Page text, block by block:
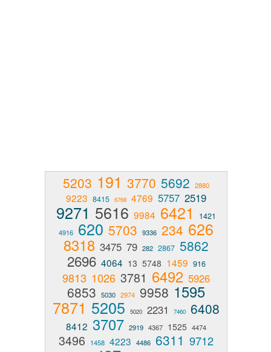
5203 191 3770 5692 2880
9223 8415 6768 4769 5757 2519
9271 5616 9984 6421 1421
4916 620 5703 9336 234 626
8318 3475 79 282 2867 5862
2696 4064 13 5748 1459 916
9813 1026 3781 6492 5926
6853 5030 2974 9958 1595
7871 5205 5020 2231 7460 6408
8412 3707 2919 4367 1525 4474
3496 1458 4223 4486 6311 9712